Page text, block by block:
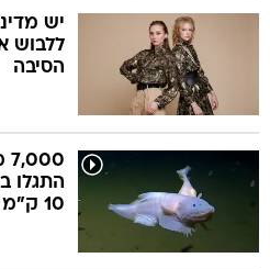
יש
ללבוש
הסיבה
התגלו
10 ק"מ